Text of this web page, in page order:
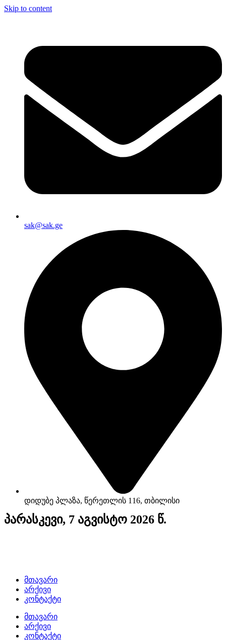
Skip to content
sak@sak.ge
დიდუბე პლაზა, წერეთლის 116, თბილისი
პარასკევი, 7 აგვისტო 2026 წ.
მთავარი
არქივი
კონტაქტი
მთავარი
არქივი
კონტაქტი